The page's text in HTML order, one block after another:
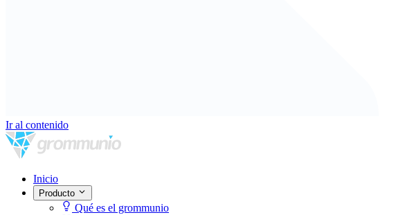
Ir al contenido
Inicio
Producto
Qué es el grommunio